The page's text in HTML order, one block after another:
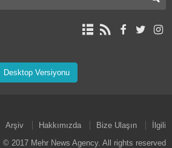
Desktop Versiyonu
Arşiv Hakkımızda Bize Ulaşın
İlgili
© 2017 Mehr News Agency. All rights reserved